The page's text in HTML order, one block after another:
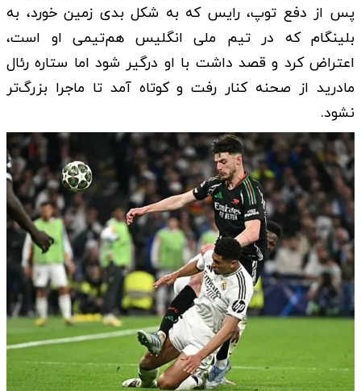
پس از دفع توپ، رایس که به شکل بدی زمین خورد، به
بلینگام که در تیم ملی انگلیس هم‌تیمی او است،
اعتراض کرد و قصد داشت با او درگیر شود اما ستاره رئال
مادرید از صحنه کنار رفت و کوتاه آمد تا ماجرا بزرگ‌تر
نشود.